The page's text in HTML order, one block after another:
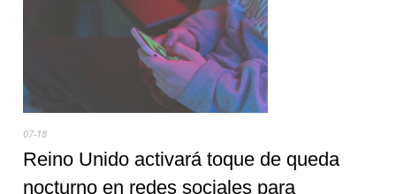
07-18
Reino Unido activará toque de queda
nocturno en redes sociales para